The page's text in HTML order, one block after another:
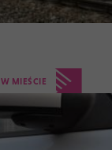
W MIEŚCIE